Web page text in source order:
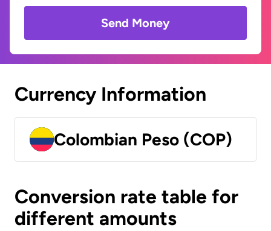
Send Money
Currency Information
Colombian Peso (COP)
Conversion rate table for
different amounts